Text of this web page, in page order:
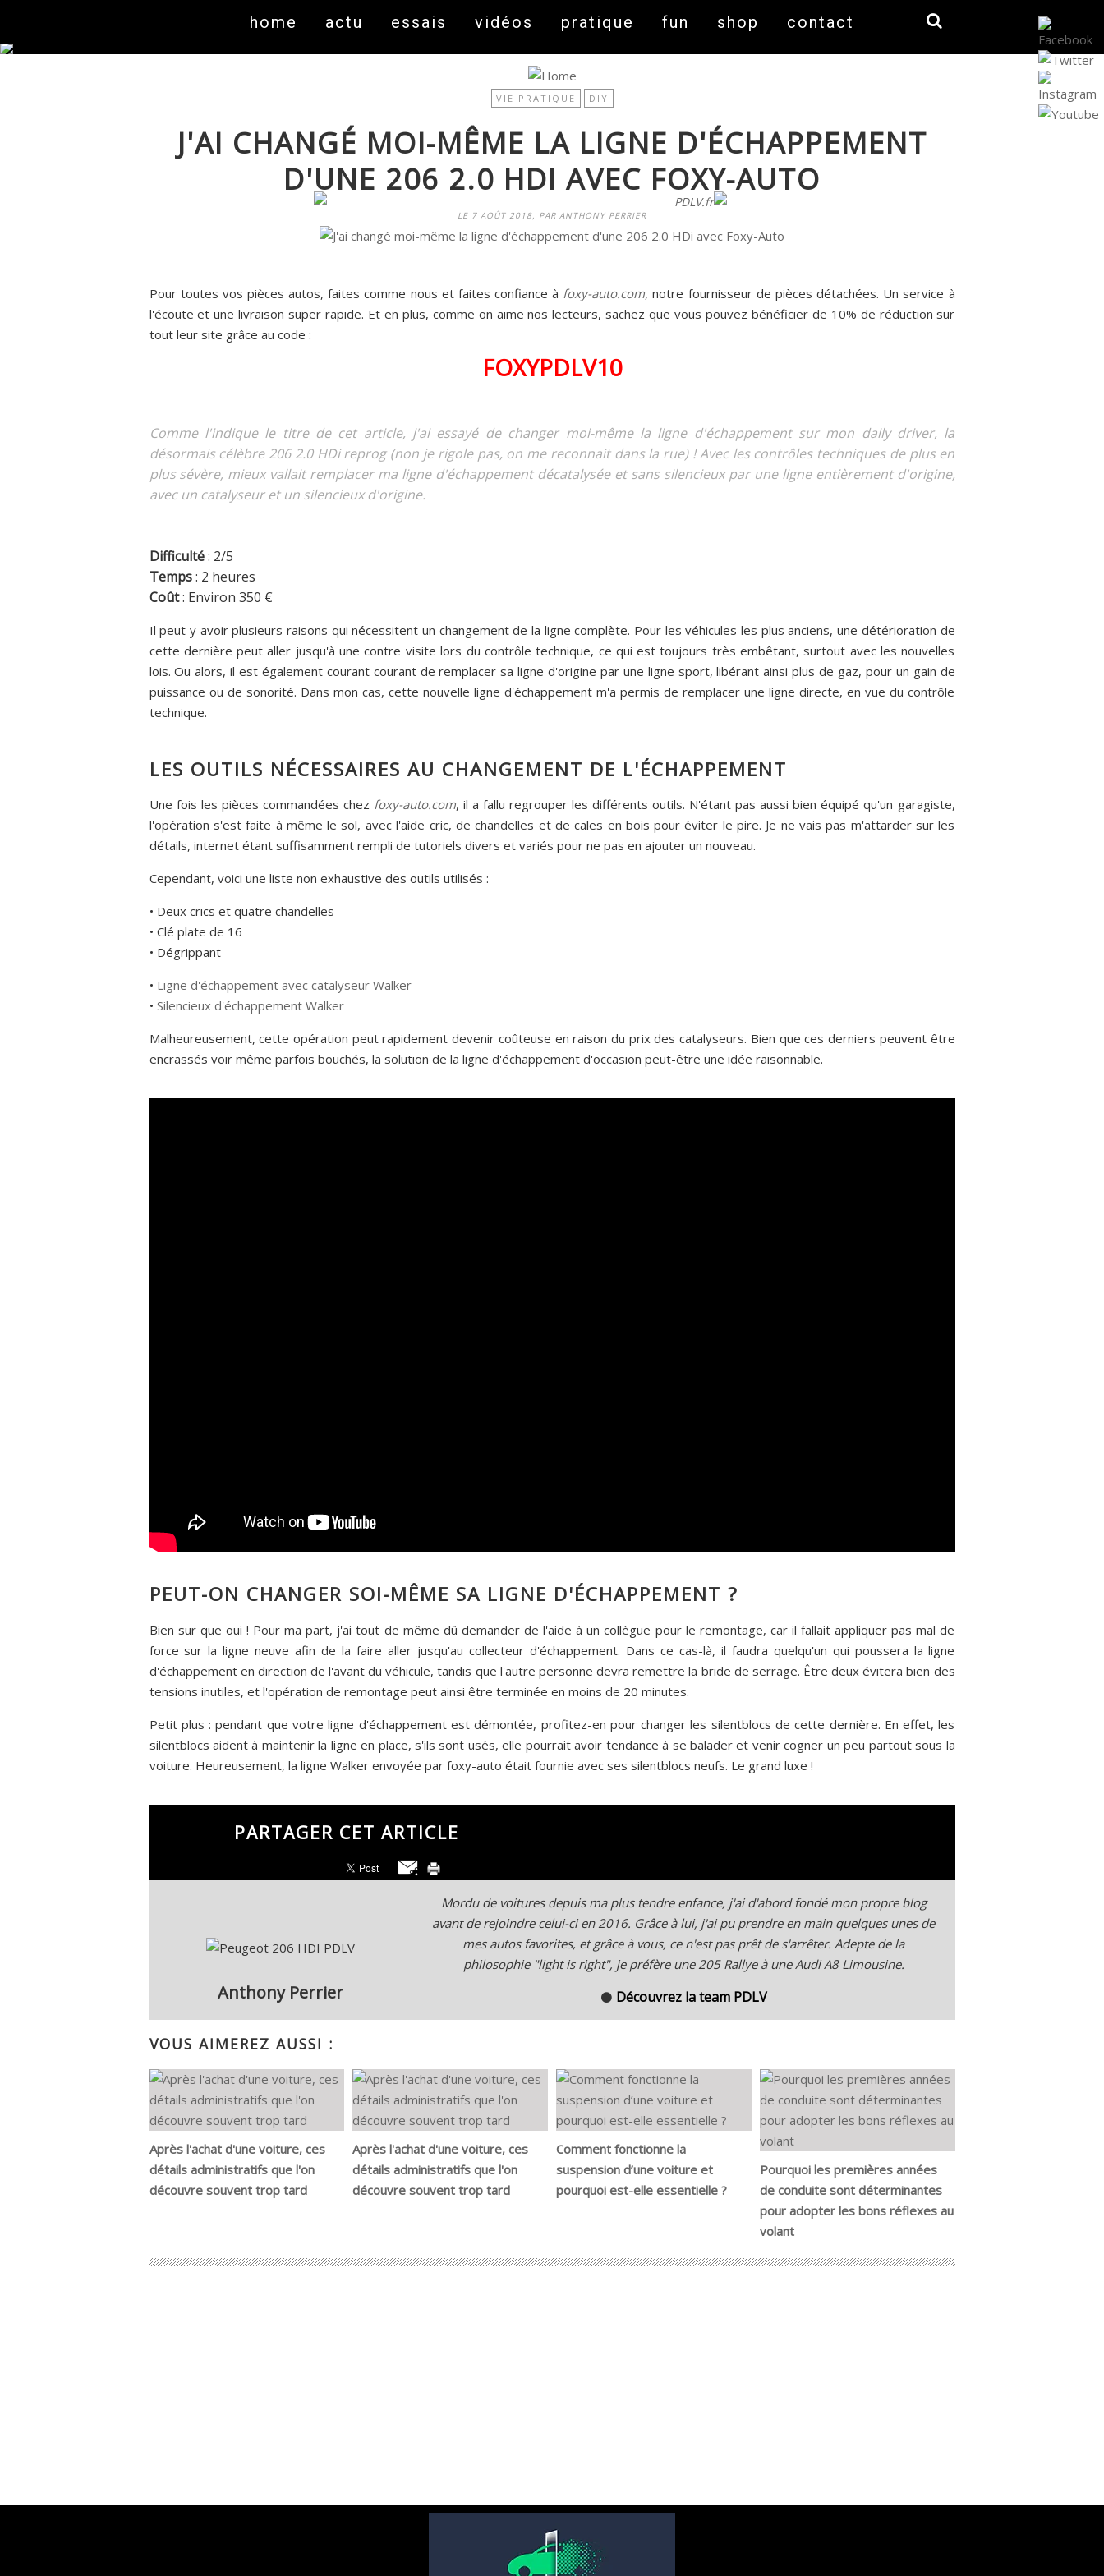
PDLV.fr
home actu essais vidéos pratique fun shop contact
VIE PRATIQUE DIY
J'AI CHANGÉ MOI-MÊME LA LIGNE D'ÉCHAPPEMENT
D'UNE 206 2.0 HDI AVEC FOXY-AUTO
LE 7 AOÛT 2018, PAR ANTHONY PERRIER
Pour toutes vos pièces autos, faites comme nous et faites confiance à foxy-auto.com, notre fournisseur de pièces détachées. Un service à
l'écoute et une livraison super rapide. Et en plus, comme on aime nos lecteurs, sachez que vous pouvez bénéficier de 10% de réduction sur
tout leur site grâce au code :
FOXYPDLV10
Comme l'indique le titre de cet article, j'ai essayé de changer moi-même la ligne d'échappement sur mon daily driver, la
désormais célèbre 206 2.0 HDi reprog (non je rigole pas, on me reconnait dans la rue) ! Avec les contrôles techniques de plus en
plus sévère, mieux vallait remplacer ma ligne d'échappement décatalysée et sans silencieux par une ligne entièrement d'origine,
avec un catalyseur et un silencieux d'origine.
Difficulté: 2/5
Temps: 2 heures
Coût: Environ 350 €
Il peut y avoir plusieurs raisons qui nécessitent un changement de la ligne complète. Pour les véhicules les plus anciens, une détérioration de
cette dernière peut aller jusqu'à une contre visite lors du contrôle technique, ce qui est toujours très embêtant, surtout avec les nouvelles
lois. Ou alors, il est également courant courant de remplacer sa ligne d'origine par une ligne sport, libérant ainsi plus de gaz, pour un gain de
puissance ou de sonorité. Dans mon cas, cette nouvelle ligne d'échappement m'a permis de remplacer une ligne directe, en vue du contrôle
technique.
LES OUTILS NÉCESSAIRES AU CHANGEMENT DE L'ÉCHAPPEMENT
Une fois les pièces commandées chez foxy-auto.com, il a fallu regrouper les différents outils. N'étant pas aussi bien équipé qu'un garagiste,
l'opération s'est faite à même le sol, avec l'aide cric, de chandelles et de cales en bois pour éviter le pire. Je ne vais pas m'attarder sur les
détails, internet étant suffisamment rempli de tutoriels divers et variés pour ne pas en ajouter un nouveau.
Cependant, voici une liste non exhaustive des outils utilisés :
• Deux crics et quatre chandelles
• Clé plate de 16
• Dégrippant
• Ligne d'échappement avec catalyseur Walker
• Silencieux d'échappement Walker
Malheureusement, cette opération peut rapidement devenir coûteuse en raison du prix des catalyseurs. Bien que ces derniers peuvent être
encrassés voir même parfois bouchés, la solution de la ligne d'échappement d'occasion peut-être une idée raisonnable.
PEUT-ON CHANGER SOI-MÊME SA LIGNE D'ÉCHAPPEMENT ?
Bien sur que oui ! Pour ma part, j'ai tout de même dû demander de l'aide à un collègue pour le remontage, car il fallait appliquer pas mal de
force sur la ligne neuve afin de la faire aller jusqu'au collecteur d'échappement. Dans ce cas-là, il faudra quelqu'un qui poussera la ligne
d'échappement en direction de l'avant du véhicule, tandis que l'autre personne devra remettre la bride de serrage. Être deux évitera bien des
tensions inutiles, et l'opération de remontage peut ainsi être terminée en moins de 20 minutes.
Petit plus : pendant que votre ligne d'échappement est démontée, profitez-en pour changer les silentblocs de cette dernière. En effet, les
silentblocs aident à maintenir la ligne en place, s'ils sont usés, elle pourrait avoir tendance à se balader et venir cogner un peu partout sous la
voiture. Heureusement, la ligne Walker envoyée par foxy-auto était fournie avec ses silentblocs neufs. Le grand luxe !
PARTAGER CET ARTICLE
Mordu de voitures depuis ma plus tendre enfance, j'ai d'abord fondé mon propre blog
avant de rejoindre celui-ci en 2016. Grâce à lui, j'ai pu prendre en main quelques unes de
mes autos favorites, et grâce à vous, ce n'est pas prêt de s'arrêter. Adepte de la
philosophie "light is right", je préfère une 205 Rallye à une Audi A8 Limousine.
⚫ Découvrez la team PDLV
Anthony Perrier
VOUS AIMEREZ AUSSI :
Après l'achat d'une voiture, ces
détails administratifs que l'on
découvre souvent trop tard
Après l'achat d'une voiture, ces
détails administratifs que l'on
découvre souvent trop tard
Comment fonctionne la
suspension d’une voiture et
pourquoi est-elle essentielle ?
Pourquoi les premières années
de conduite sont déterminantes
pour adopter les bons réflexes au
volant